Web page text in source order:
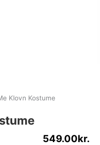
Klovn Kostume
549.00kr.